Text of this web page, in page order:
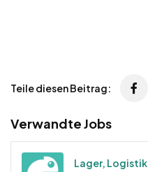
Teile diesen Beitrag:
Verwandte Jobs
Lager, Logistik